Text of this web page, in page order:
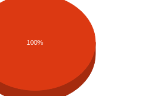
100%